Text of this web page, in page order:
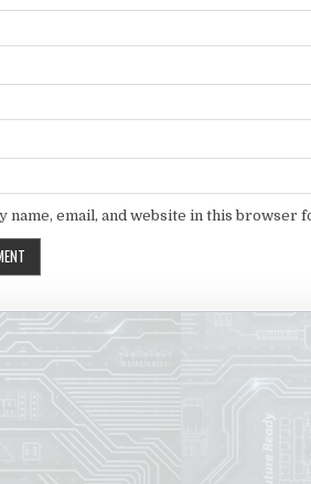
name, email, and website in this browser